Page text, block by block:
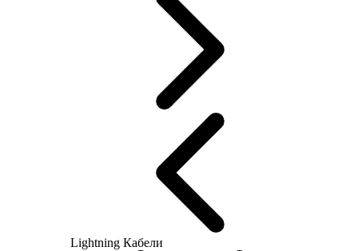
Lightning Кабели